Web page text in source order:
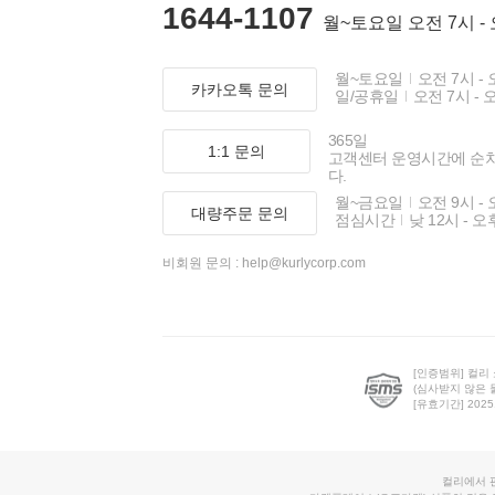
1644-1107 월~토요일 오전 7시 -
카카오톡 문의
월~토요일
오전 7시 -
일/공휴일
오전 7시 -
1:1 문의
365일
고객센터 운영시간에 순
다.
대량주문 문의
월~금요일
오전 9시 -
점심시간
낮 12시 - 오
비회원 문의 : help@kurlycorp.com
[인증범위] 컬리
(심사받지 않은
[유효기간]
컬리에서